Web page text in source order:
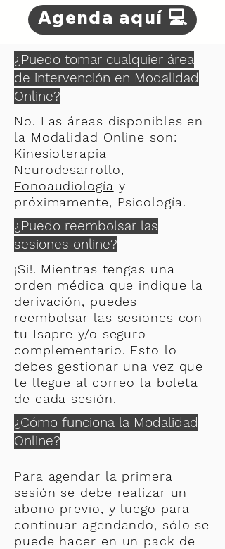
Agenda aquí 💻
¿Puedo tomar cualquier área
de intervención en Modalidad
Online?
No. Las áreas disponibles en
la Modalidad Online son:
Kinesioterapia
Neurodesarrollo,
Fonoaudiología y
próximamente, Psicología.
¿Puedo reembolsar las
sesiones online?
¡Si!. Mientras tengas una
orden médica que indique la
derivación, puedes
reembolsar las sesiones con
tu Isapre y/o seguro
complementario. Esto lo
debes gestionar una vez que
te llegue al correo la boleta
de cada sesión.
¿Cómo funciona la Modalidad
Online?
Para agendar la primera
sesión se debe realizar un
abono previo, y luego para
continuar agendando, sólo se
puede hacer en un pack de